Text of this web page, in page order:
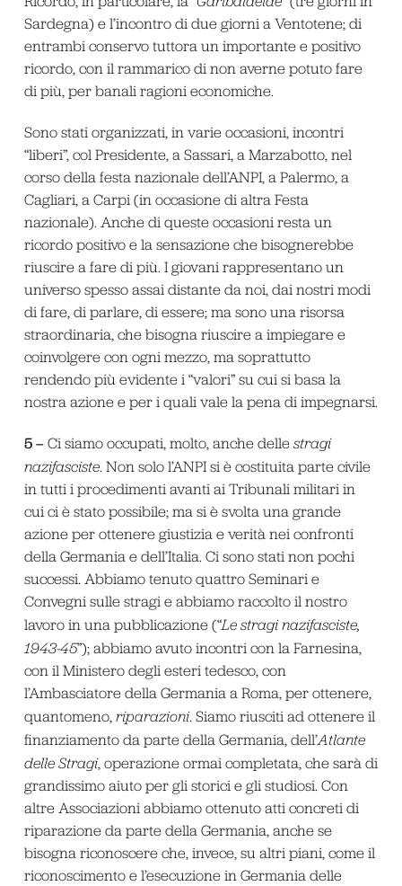
Sardegna) e l’incontro di due giorni a Ventotene; di
entrambi conservo tuttora un importante e positivo
ricordo, con il rammarico di non averne potuto fare
di più, per banali ragioni economiche.
Sono stati organizzati, in varie occasioni, incontri
“liberi”, col Presidente, a Sassari, a Marzabotto, nel
corso della festa nazionale dell’ANPI, a Palermo, a
Cagliari, a Carpi (in occasione di altra Festa
nazionale). Anche di queste occasioni resta un
ricordo positivo e la sensazione che bisognerebbe
riuscire a fare di più. I giovani rappresentano un
universo spesso assai distante da noi, dai nostri modi
di fare, di parlare, di essere; ma sono una risorsa
straordinaria, che bisogna riuscire a impiegare e
coinvolgere con ogni mezzo, ma soprattutto
rendendo più evidente i “valori” su cui si basa la
nostra azione e per i quali vale la pena di impegnarsi.
5 – Ci siamo occupati, molto, anche delle stragi
nazifasciste. Non solo l’ANPI si è costituita parte civile
in tutti i procedimenti avanti ai Tribunali militari in
cui ci è stato possibile; ma si è svolta una grande
azione per ottenere giustizia e verità nei confronti
della Germania e dell’Italia. Ci sono stati non pochi
successi. Abbiamo tenuto quattro Seminari e
Convegni sulle stragi e abbiamo raccolto il nostro
lavoro in una pubblicazione (“Le stragi nazifasciste,
1943-45”); abbiamo avuto incontri con la Farnesina,
con il Ministero degli esteri tedesco, con
l’Ambasciatore della Germania a Roma, per ottenere,
quantomeno, riparazioni. Siamo riusciti ad ottenere il
finanziamento da parte della Germania, dell’Atlante
delle Stragi, operazione ormai completata, che sarà di
grandissimo aiuto per gli storici e gli studiosi. Con
altre Associazioni abbiamo ottenuto atti concreti di
riparazione da parte della Germania, anche se
bisogna riconoscere che, invece, su altri piani, come il
riconoscimento e l’esecuzione in Germania delle